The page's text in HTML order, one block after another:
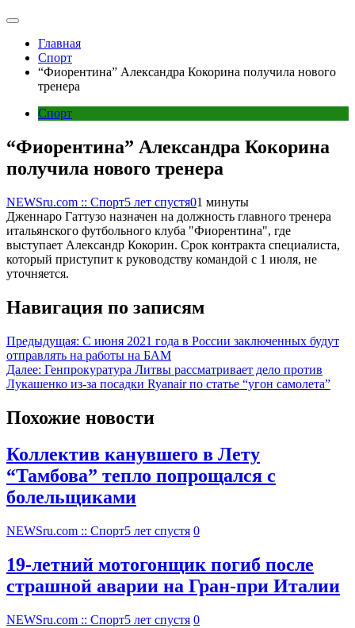
Главная
Спорт
“Фиорентина” Александра Кокорина получила нового
тренера
Спорт
“Фиорентина” Александра Кокорина
получила нового тренера
NEWSru.com :: Спорт5 лет спустя01 минуты
Дженнаро Гаттузо назначен на должность главного тренера
итальянского футбольного клуба "Фиорентина", где
выступает Александр Кокорин. Срок контракта специалиста,
который приступит к руководству командой с 1 июля, не
уточняется.
Навигация по записям
Предыдущая: С июня 2021 года в России заключенных будут
отправлять на работы на БАМ
Далее: Генпрокуратура Литвы рассматривает дело против
Лукашенко из-за посадки Ryanair по статье “угон самолета”
Похожие новости
Коллектив канувшего в Лету
“Тамбова” тепло попрощался с
болельщиками
NEWSru.com :: Спорт5 лет спустя 0
19-летний мотогонщик погиб после
страшной аварии на Гран-при Италии
NEWSru.com :: Спорт5 лет спустя 0